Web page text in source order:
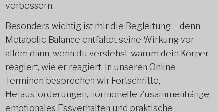
verbessern.
Besonders wichtig ist mir die Begleitung – denn
Metabolic Balance entfaltet seine Wirkung vor
allem dann, wenn du verstehst, warum dein Körper
reagiert, wie er reagiert. In unseren Online-
Terminen besprechen wir Fortschritte,
Herausforderungen, hormonelle Zusammenhänge,
emotionales Essverhalten und praktische